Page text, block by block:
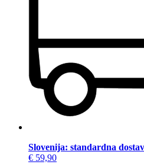
Slovenija: standardna
€ 59,90